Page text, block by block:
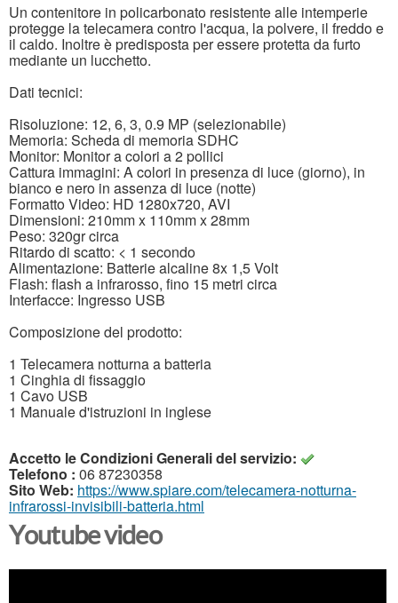
Un contenitore in policarbonato resistente alle intemperie
protegge la telecamera contro l'acqua, la polvere, il freddo e
il caldo. Inoltre è predisposta per essere protetta da furto
mediante un lucchetto.
Dati tecnici:
Risoluzione: 12, 6, 3, 0.9 MP (selezionabile)
Memoria: Scheda di memoria SDHC
Monitor: Monitor a colori a 2 pollici
Cattura immagini: A colori in presenza di luce (giorno), in
bianco e nero in assenza di luce (notte)
Formatto Video: HD 1280x720, AVI
Dimensioni: 210mm x 110mm x 28mm
Peso: 320gr circa
Ritardo di scatto: < 1 secondo
Alimentazione: Batterie alcaline 8x 1,5 Volt
Flash: flash a infrarosso, fino 15 metri circa
Interfacce: Ingresso USB
Composizione del prodotto:
1 Telecamera notturna a batteria
1 Cinghia di fissaggio
1 Cavo USB
1 Manuale d'istruzioni in inglese
Accetto le Condizioni Generali del servizio:
Telefono : 06 87230358
Sito Web: https://www.spiare.com/telecamera-notturna-
infrarossi-invisibili-batteria.html
Youtube video